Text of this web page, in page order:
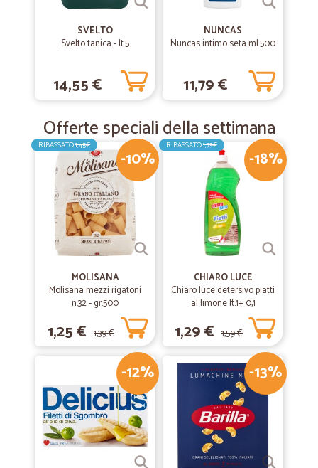
SVELTO
Svelto tanica - lt.5
14,55 €
NUNCAS
Nuncas intimo seta ml.500
11,79 €
Offerte speciali della settimana
-10%
RIBASSATO1,45€
MOLISANA
Molisana mezzi rigatoni
n.32 - gr.500
1,25 € 1,39 €
-18%
RIBASSATO1,79€
CHIARO LUCE
Chiaro luce detersivo piatti
al limone lt.1+ 0,1
1,29 € 1,59 €
-12% -13%